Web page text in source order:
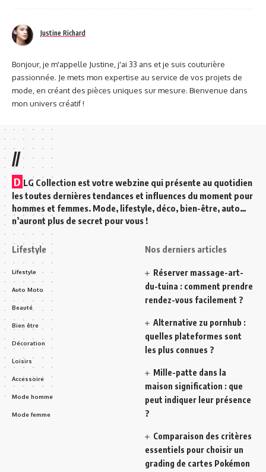
Justine Richard
Bonjour, je m'appelle Justine, j'ai 33 ans et je suis couturière
passionnée. Je mets mon expertise au service de vos projets de
mode, en créant des pièces uniques sur mesure. Bienvenue dans
mon univers créatif !
//
D LG Collection est votre webzine qui présente au quotidien
les toutes dernières tendances et influences du moment pour
hommes et femmes. Mode, lifestyle, déco, bien-être, auto…
n’auront plus de secret pour vous !
Lifestyle
Lifestyle
Auto Moto
Beauté
Bien être
Décoration
Loisirs
Accessoire
Mode homme
Mode femme
Nos derniers articles
Réserver massage-art-
du-tuina : comment prendre
rendez-vous facilement ?
Alternative zu pornhub :
quelles plateformes sont
les plus connues ?
Mille-patte dans la
maison signification : que
peut indiquer leur présence
?
Comparaison des critères
essentiels pour choisir un
grading de cartes Pokémon